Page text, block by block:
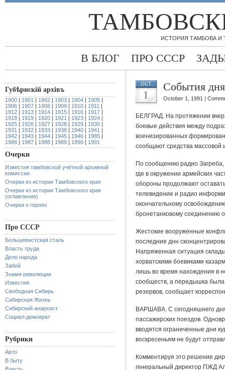
ИСТОРИЯ ТАМБОВА
В БЛОГ ПРО СССР
Губѣрнскiй архiвъ
1900 | 1901 | 1902 | 1903 | 1904 | 1905 |
1906 | 1907 | 1908 | 1909 | 1910 | 1911 |
1912 | 1913 | 1914 | 1915 | 1916 | 1917 |
1918 | 1919 | 1920 | 1921 | 1923 | 1924 |
1925 | 1926 | 1927 | 1928 | 1929 | 1930 |
1931 | 1932 | 1933 | 1938 | 1940 | 1941 |
1942 | 1943 | 1944 | 1945 | 1946 | 1985 |
1986 | 1987 | 1988 | 1989 | 1990 | 1991
Очерки
Известия тамбовской учётной архивной
комиссии
Очерки из истории Тамбовского края
Очерки из истории Тамбовского края
(оглавление)
Очерки о героях
Про СССР
Большевистская сталь
Власть труда
Дело народа
Забой
Знамя революции
Известия
Свободная Сибирь
Сибирская Жизнь
Сибирский анархист
Социал-демократ
Рубрики
Авто
В быту
OCT
1
События дня
October 1, 1991 |
БЕЛГРАД. На протяжении
боевые действия между
военизированных
сообщают средства
По сообщению радио Загреба,
где в окружении армейских
обороны продолжают
телевидение и радио
окончательному
бронетанковому соединению
Жестокие вооруженные
последние днн
Напряженная ситуация
хорватскими боевиками
лишь во время нахождения в
сообществ, а передышка была
резервов, сообщает
ВАРШАВА. С сегодняшнего
пассажирских поездов.
вводятся ограниченные дни
воскресеньям не будут
Комментируя это решение
генеральный директор ПЖД